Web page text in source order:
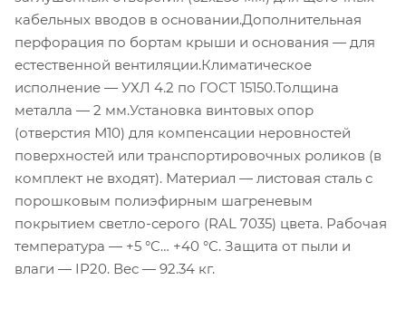
кабельных вводов в основании.Дополнительная
перфорация по бортам крыши и основания — для
естественной вентиляции.Климатическое
исполнение — УХЛ 4.2 по ГОСТ 15150.Толщина
металла — 2 мм.Установка винтовых опор
(отверстия М10) для компенсации неровностей
поверхностей или транспортировочных роликов (в
комплект не входят). Материал — листовая сталь с
порошковым полиэфирным шагреневым
покрытием светло-серого (RAL 7035) цвета. Рабочая
температура — +5 °C… +40 °C. Защита от пыли и
влаги — IP20. Вес — 92.34 кг.